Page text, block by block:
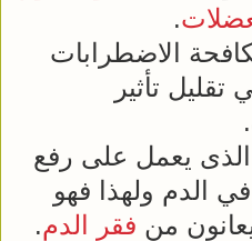
.
الاضطرابات
تأثير
الذى يعمل على رفع
الدم ولهذا فهو
من فقر الدم.